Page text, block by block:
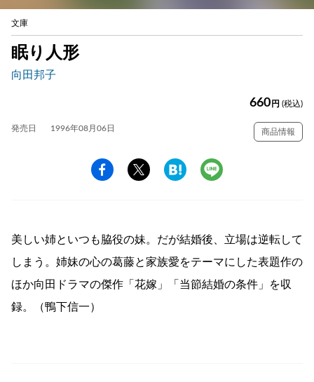
文庫
眠り人形
向田邦子
660 円 (税込)
発売日 1996年08月06日 商品情報
美しい姉といつも脇役の妹。だが結婚後、立場は逆転して
しまう。姉妹の心の葛藤と家族愛をテーマにした表題作の
ほか向田ドラマの傑作「花嫁」「当節結婚の条件」を収
録。（鴨下信一）